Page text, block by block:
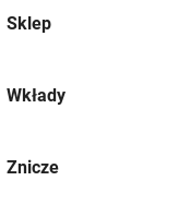
Sklep
Wkłady
Znicze